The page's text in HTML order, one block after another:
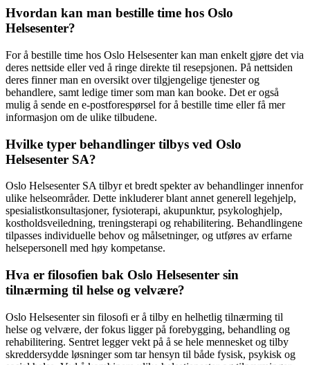
Hvordan kan man bestille time hos Oslo
Helsesenter?
For å bestille time hos Oslo Helsesenter kan man enkelt gjøre det via
deres nettside eller ved å ringe direkte til resepsjonen. På nettsiden
deres finner man en oversikt over tilgjengelige tjenester og
behandlere, samt ledige timer som man kan booke. Det er også
mulig å sende en e-postforespørsel for å bestille time eller få mer
informasjon om de ulike tilbudene.
Hvilke typer behandlinger tilbys ved Oslo
Helsesenter SA?
Oslo Helsesenter SA tilbyr et bredt spekter av behandlinger innenfor
ulike helseområder. Dette inkluderer blant annet generell legehjelp,
spesialistkonsultasjoner, fysioterapi, akupunktur, psykologhjelp,
kostholdsveiledning, treningsterapi og rehabilitering. Behandlingene
tilpasses individuelle behov og målsetninger, og utføres av erfarne
helsepersonell med høy kompetanse.
Hva er filosofien bak Oslo Helsesenter sin
tilnærming til helse og velvære?
Oslo Helsesenter sin filosofi er å tilby en helhetlig tilnærming til
helse og velvære, der fokus ligger på forebygging, behandling og
rehabilitering. Sentret legger vekt på å se hele mennesket og tilby
skreddersydde løsninger som tar hensyn til både fysisk, psykisk og